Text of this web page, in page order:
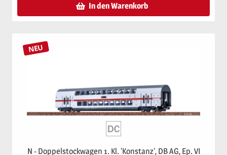
In den Warenkorb
NEU
N - Doppelstockwagen 1. Kl. 'Konstanz', DB AG, Ep. VI